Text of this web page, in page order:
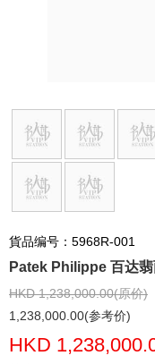
貨品编号：5968R-001
Patek Philippe 百达
HKD 1,238,000.00(原价)
1,238,000.00(参考价)
HKD